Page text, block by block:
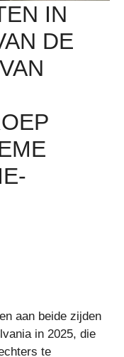
IN
DE
aan beide zijden
in 2025, die
te